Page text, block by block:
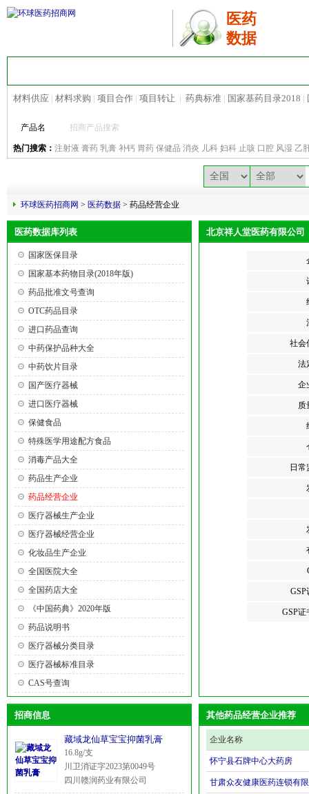
医药
数据
材料供应 | 材料求购 | 项目合作 | 项目转让 | 药典标准 | 国家基药目录2018 |
产品名
热门搜索： 注射液 膏药 乳膏 补钙 胃药 保健品 消炎 儿科 妇科 止咳 口腔 风湿 乙
环球医药招商网 > 医药数据 > 药品经营企业
医药数据库列表
国家医保目录
国家基本药物目录(2018年版)
药品批准文号查询
OTC药品目录
进口药品查询
中药保护品种大全
中药饮片目录
国产医疗器械
进口医疗器械
保健食品
特殊医学用途配方食品
消毒产品大全
药品生产企业
药品经营企业
医疗器械生产企业
医疗器械经营企业
化妆品生产企业
全国医院大全
全国药店大全
《中国药典》2020年版
药品说明书
医疗器械分类目录
医疗器械标准目录
CAS号查询
北京祥人堂医药有限公司
社会
法
企
质
日常
GSP
GSP证
招商信息
藏域龙仙草宝宝抑菌乳膏
16.8g/支
川卫消证字2023第0049号
四川赣润药业有限公司
其他药品经营企业推荐
企业名称
怀宁县石牌中心大药房